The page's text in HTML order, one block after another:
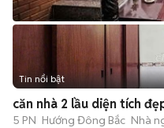
Tin nổi bật
căn nhà 2 lầu diện tích
5 PN Hướng Đông Bắc Nhà